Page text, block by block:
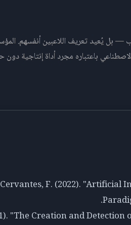
— بل يُعيد تعريف اللاعبين أنفسهم.
باعتباره مجرد أداة إنتاجية دون
F. (2022).
"The Creation and Detection